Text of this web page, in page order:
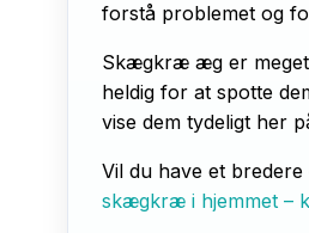
forstå problemet og
Skægkræ æg er meget
heldig for at spotte
vise dem tydeligt her
Vil du have et
skægkræ i hjemmet –